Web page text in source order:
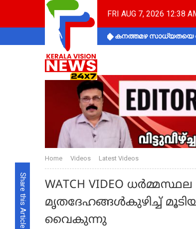
FRI AUG 7, 2026 12:38
കനത്തമഴ സാധ്യതയെ
Share this Article
Home Videos Latest Videos
WATCH VIDEO
മൃതദേഹങ്ങൾകുഴിച്ച്
വൈകുന്നു